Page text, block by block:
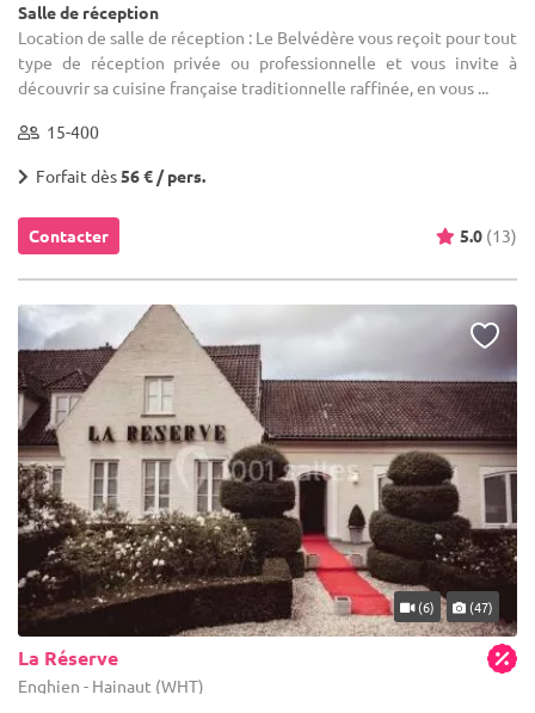
Salle de réception
Location de salle de réception : Le Belvédère vous reçoit pour tout
type de réception privée ou professionnelle et vous invite à
découvrir sa cuisine française traditionnelle raffinée, en vous ...
15-400
Forfait dès56 € / pers.
Contacter 5.0 (13)
(6) (47)
La Réserve
Enghien - Hainaut (WHT)